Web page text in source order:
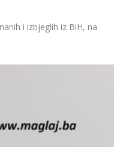
i izbjeglih iz BiH, na